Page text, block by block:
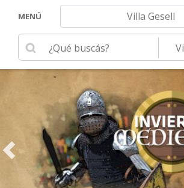
MENÚ Navegar hacia otra localidad
Ingrese su búsqueda